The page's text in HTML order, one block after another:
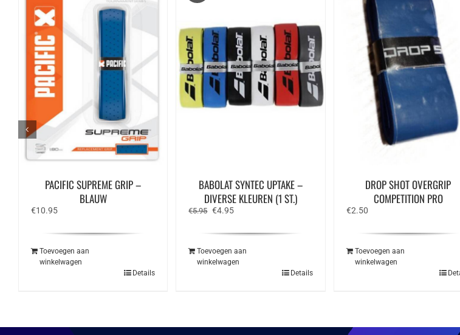
PACIFIC SUPREME GRIP –
BLAUW
€10.95
Toevoegen aan
winkelwagen
Details
BABOLAT SYNTEC UPTAKE –
DIVERSE KLEUREN (1 ST.)
€5.95 Oorspronkelijke
€4.95Huidige
Toevoegen aan
winkelwagen
Details
DROP SHOT OVERGRIP
COMPETITION PRO
€2.50
Toevoegen aan
winkelwagen